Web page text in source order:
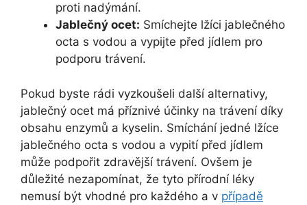
proti nadýmání.
Jablečný ocet: Smíchejte lžíci jablečného
octa s vodou a vypijte před jídlem pro
podporu trávení.
Pokud byste rádi vyzkoušeli další alternativy,
jablečný ocet má příznivé účinky na trávení díky
obsahu enzymů a kyselin. Smíchání jedné lžíce
jablečného octa s vodou a vypití před jídlem
může podpořit zdravější trávení. Ovšem je
důležité nezapomínat, že tyto přírodní léky
nemusí být vhodné pro každého a v případě